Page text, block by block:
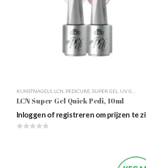
KUNSTNAGELS, LCN PEDICURE, SUPER GEL UV GELS PREMIUM
LCN Super Gel Quick Pedi, 10ml
Inloggen of registreren om prijzen te